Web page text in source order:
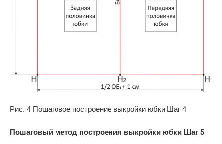
Рис. 4 Пошаговое построение выкройки юбки Шаг 4
Пошаговый метод построения выкройки юбки Шаг 5